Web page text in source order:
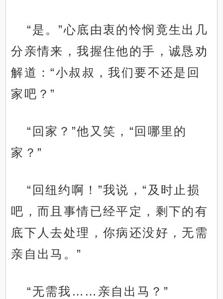
“是。”心底由衷的怜悯竟生出几
分亲情来，我握住他的手，诚恳劝
解道：“小叔叔，我们要不还是回
家吧？”
“回家？”他又笑，“回哪里的
家？”
“回纽约啊！”我说，“及时止损
吧，而且事情已经平定，剩下的有
底下人去处理，你病还没好，无需
亲自出马。”
“无需我……亲自出马？”